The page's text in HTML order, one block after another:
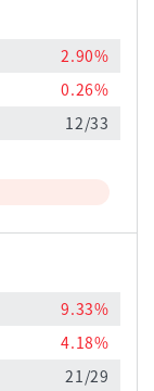
2.90%
0.26%
12/33
9.33%
4.18%
21/29